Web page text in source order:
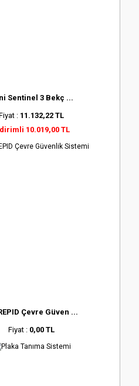
Sentinel 3 Bekç ...
: 11.132,22 TL
10.019,00 TL
Çevre Güven ...
Fiyat : 0,00 TL